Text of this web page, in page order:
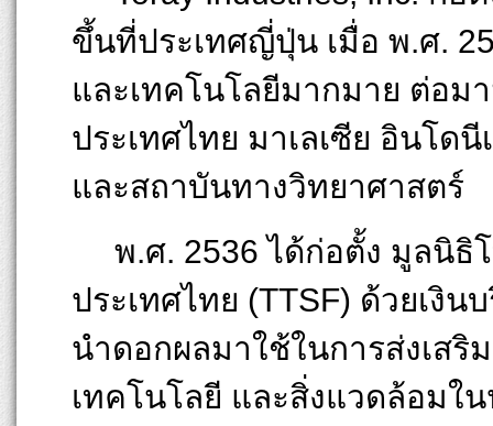
ขึ้นที่ประเทศญี่ปุ่น เมื่อ พ.ศ.
และเทคโนโลยีมากมาย ต่อม
ประเทศไทย มาเลเซีย อินโด
และสถาบันทางวิทยาศาสตร์
พ.ศ. 2536 ได้ก่อตั้ง มูลนิธิ
ประเทศไทย (TTSF) ด้วยเงิ
นำดอกผลมาใช้ในการส่งเส
เทคโนโลยี และสิ่งแวดล้อมใ